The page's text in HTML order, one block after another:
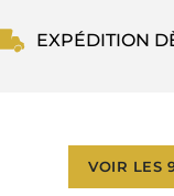
EXPÉDITION
VOIR LES